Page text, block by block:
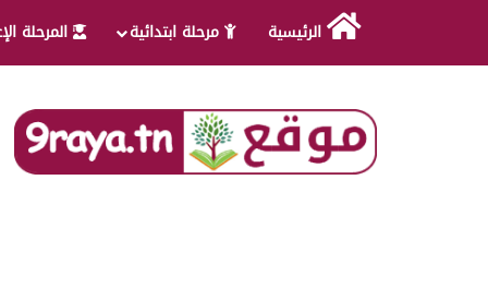
الرئيسية مرحلة ابتدائية المرحلة